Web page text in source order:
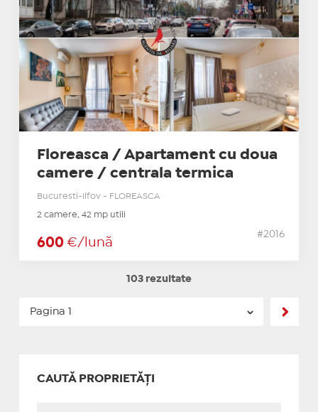
Floreasca / Apartament cu doua
camere / centrala termica
Bucuresti-Ilfov - FLOREASCA
2 camere, 42 mp utili
600 €/lună
#2016
103 rezultate
CAUTĂ PROPRIETĂȚI